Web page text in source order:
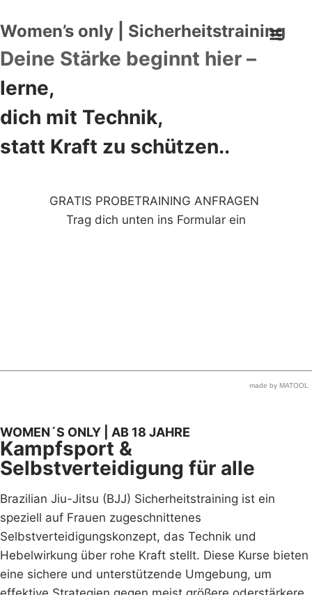
Women’s only | Sicherheitstraining
Deine Stärke beginnt hier –
lerne,
dich mit Technik,
statt Kraft zu schützen..
GRATIS PROBETRAINING ANFRAGEN
Trag dich unten ins Formular ein
made by MATOOL
WOMEN´S ONLY | AB 18 JAHRE
Kampfsport &
Selbstverteidigung für alle
Brazilian Jiu-Jitsu (BJJ) Sicherheitstraining ist ein
speziell auf Frauen zugeschnittenes
Selbstverteidigungskonzept, das Technik und
Hebelwirkung über rohe Kraft stellt. Diese Kurse bieten
eine sichere und unterstützende Umgebung, um